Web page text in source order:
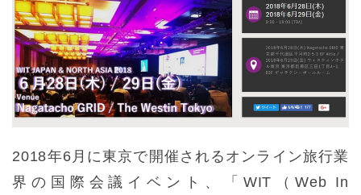
2018年6月に東京で開催されるオンライン旅行業
界の国際会議イベント、「WIT（Web In